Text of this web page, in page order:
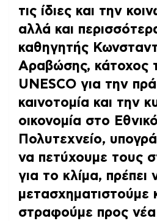
τις ίδιες και την
αλλά και
καθηγητής
Αραβώσης, κάτοχος
UNESCO για την
καινοτομία και την
οικονομία στο
Πολυτεχνείο,
να πετύχουμε τους
για το κλίμα, πρέπει
μετασχηματιστούμε
στραφούμε προς